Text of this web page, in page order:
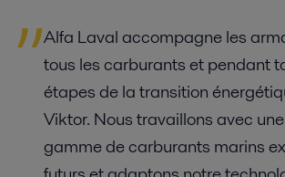
Alfa Laval accompagne les
tous les carburants et pendant
étapes de la transition
Viktor. Nous travaillons avec
gamme de carburants marins